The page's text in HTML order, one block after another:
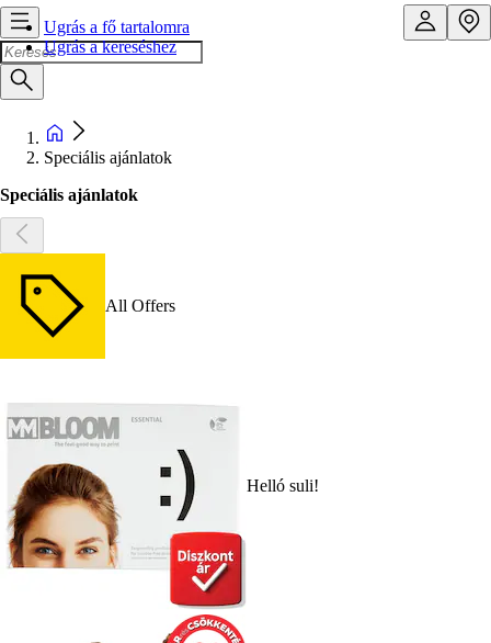
Ugrás a fő tartalomra
Ugrás a kereséshez
Speciális ajánlatok
Speciális ajánlatok
All Offers
Helló suli!